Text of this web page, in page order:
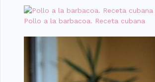
Pollo a la barbacoa. Receta cubana